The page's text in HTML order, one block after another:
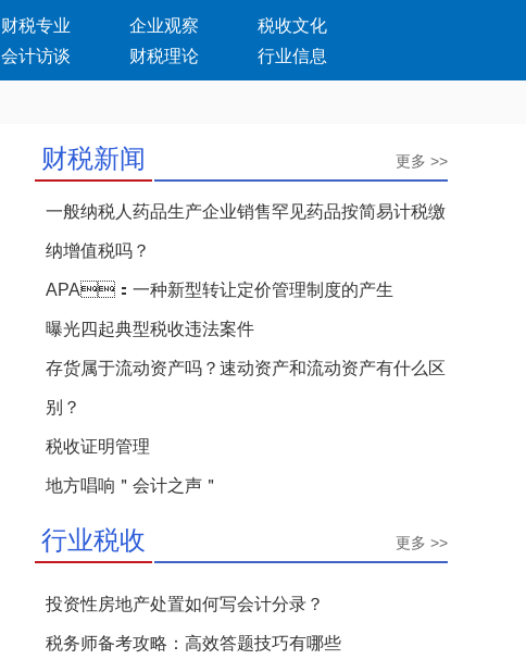
财税专业 企业观察
税收文化
会计访谈 财税理论 行业信息
财税新闻 更多 >>
一般纳税人药品生产企业销售罕见药品按简易计税缴
纳增值税吗？
APA：一种新型转让定价管理制度的产生
曝光四起典型税收违法案件
存货属于流动资产吗？速动资产和流动资产有什么区
别？
税收证明管理
地方唱响＂会计之声＂
行业税收 更多 >>
投资性房地产处置如何写会计分录？
税务师备考攻略：高效答题技巧有哪些